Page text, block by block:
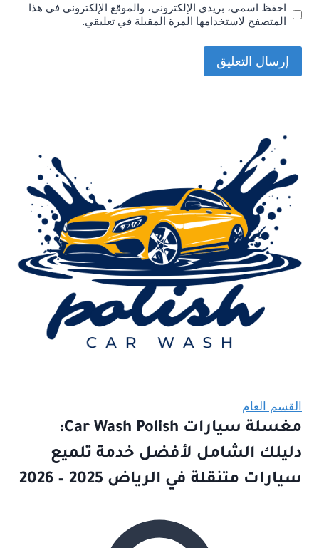
احفظ اسمي، بريدي الإلكتروني، والموقع الإلكتروني في هذا
المتصفح لاستخدامها المرة المقبلة في تعليقي.
القسم العام
مغسلة سيارات Car Wash Polish:
دليلك الشامل لأفضل خدمة تلميع
سيارات متنقلة في الرياض 2025 – 2026